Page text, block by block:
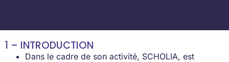
1 – INTRODUCTION
Dans le cadre de son activité, SCHOLIA, est